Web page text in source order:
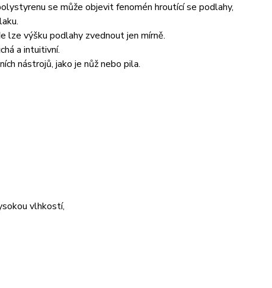
se může objevit fenomén hroutící se podlahy,
lze výšku podlahy zvednout jen mírně.
a intuitivní.
nástrojů, jako je nůž nebo pila.
vlhkostí,